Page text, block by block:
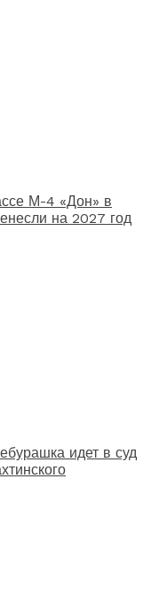
М-4 «Дон» в
на 2027 год
идет в суд